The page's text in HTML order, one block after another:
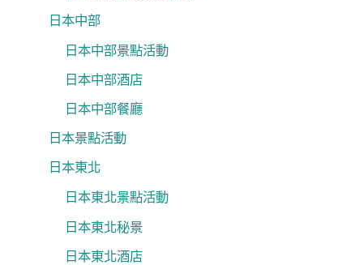
日本中部
日本中部景點活動
日本中部酒店
日本中部餐廳
日本景點活動
日本東北
日本東北景點活動
日本東北秘景
日本東北酒店